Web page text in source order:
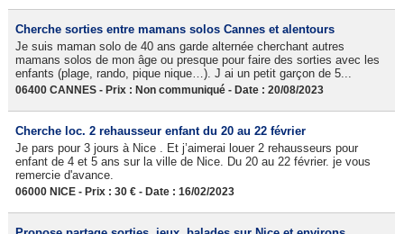
Cherche sorties entre mamans solos Cannes et alentours
Je suis maman solo de 40 ans garde alternée cherchant autres
mamans solos de mon âge ou presque pour faire des sorties avec les
enfants (plage, rando, pique nique…). J ai un petit garçon de 5...
06400 CANNES - Prix : Non communiqué - Date : 20/08/2023
Cherche loc. 2 rehausseur enfant du 20 au 22 février
Je pars pour 3 jours à Nice . Et j’aimerai louer 2 rehausseurs pour
enfant de 4 et 5 ans sur la ville de Nice. Du 20 au 22 février. je vous
remercie d'avance.
06000 NICE - Prix : 30 € - Date : 16/02/2023